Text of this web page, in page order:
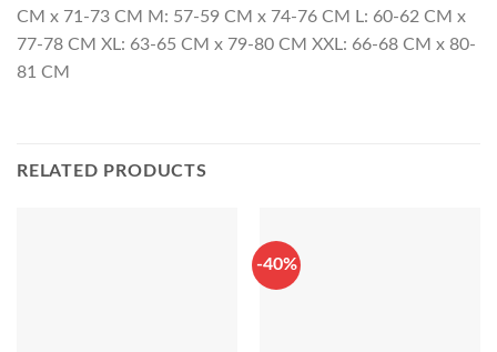
CM x 71-73 CM M: 57-59 CM x 74-76 CM L: 60-62 CM x
77-78 CM XL: 63-65 CM x 79-80 CM XXL: 66-68 CM x 80-
81 CM
RELATED PRODUCTS
-40%